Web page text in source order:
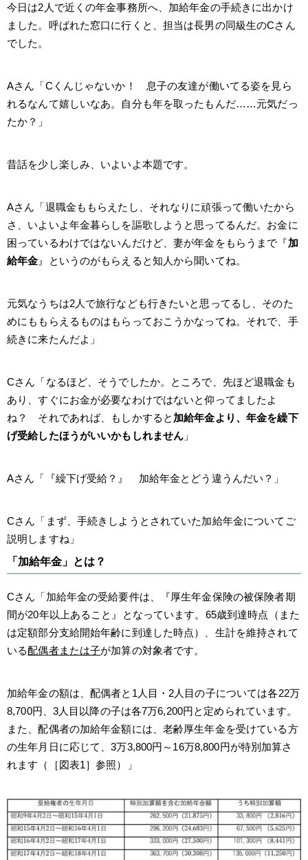
今日は2人で近くの年金事務所へ、加給年金の手続きに出かけ
ました。呼ばれた窓口に行くと、担当は長男の同級生のCさん
でした。
Aさん「Cくんじゃないか！ 息子の友達が働いてる姿を見ら
れるなんて嬉しいなあ。自分も年を取ったもんだ……元気だっ
たか？」
昔話を少し楽しみ、いよいよ本題です。
Aさん「退職金ももらえたし、それなりに頑張って働いたから
さ、いよいよ年金暮らしを謳歌しようと思ってるんだ。お金に
困っているわけではないんだけど、妻が年金をもらうまで『加
給年金 』というのがもらえると知人から聞いてね。
元気なうちは2人で旅行なども行きたいと思ってるし、そのた
めにももらえるものはもらっておこうかなってね。それで、手
続きに来たんだよ」
Cさん「なるほど、そうでしたか。ところで、先ほど退職金も
あり、すぐにお金が必要なわけではないと仰ってましたよ
ね？ それであれば、もしかすると 加給年金より、年金を繰下
げ受給したほうがいいかもしれません 」
Aさん「『繰下げ受給？』 加給年金とどう違うんだい？」
Cさん「まず、手続きしようとされていた加給年金についてご
説明しますね」
「加給年金」とは？
Cさん「加給年金の受給要件は、『厚生年金保険の被保険者期
間が20年以上あること』となっています。65歳到達時点（また
は定額部分支給開始年齢に到達した時点）、生計を維持されて
いる配偶者または子が加算の対象者です。
加給年金の額は、配偶者と1人目・2人目の子については各22万
8,700円、3人目以降の子は各7万6,200円と定められています。
また、配偶者の加給年金額には、老齢厚生年金を受けている方
の生年月日に応じて、3万3,800円～16万8,800円が特別加算さ
れます（［図表1］参照）」